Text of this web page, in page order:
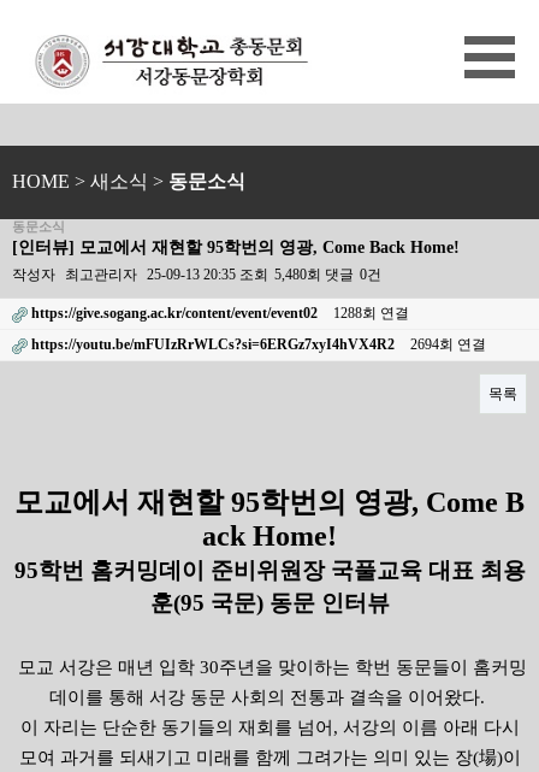
HOME > 새소식 > 동문소식
동문소식
[인터뷰] 모교에서 재현할 95학번의 영광, Come Back Home!
작성자 최고관리자 25-09-13 20:35 조회 5,480회 댓글 0건
https://give.sogang.ac.kr/content/event/event02
1288회 연결
https://youtu.be/mFUIzRrWLCs?si=6ERGz7xyI4hVX4R2
2694회 연결
목록
모교에서 재현할95학번의 영광, Come B
ack Home!
95학번 홈커밍데이 준비위원장 국풀교육 대표 최용
훈(95 국문) 동문 인터뷰
모교 서강은 매년 입학 30주년을 맞이하는 학번 동문들이 홈커밍
데이를 통해 서강 동문 사회의 전통과 결속을 이어왔다.
이 자리는 단순한 동기들의 재회를 넘어, 서강의 이름 아래 다시
모여 과거를 되새기고 미래를 함께 그려가는 의미 있는 장(場)이